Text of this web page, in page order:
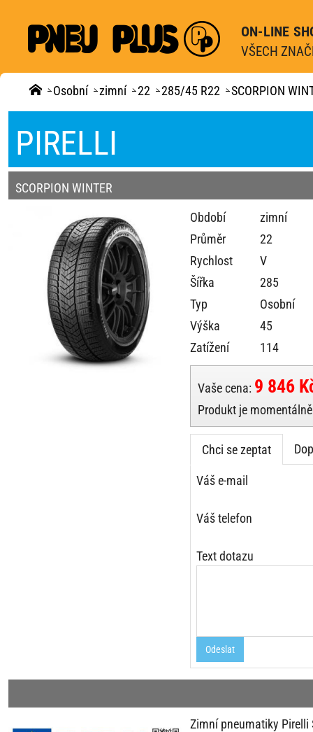
ON-LINE
VŠECH
Osobní zimní 22 285/45 R22 SCORPION
PIRELLI
SCORPION WINTER
Období
zimní
Průměr
22
Rychlost
V
Šířka
285
Typ
Osobní
Výška
45
Zatížení
114
Vaše cena: 9 846
Produkt je
Chci se zeptat
Váš e-mail
Váš telefon
Text dotazu
Odeslat
Zimní pneumatiky Pirelli